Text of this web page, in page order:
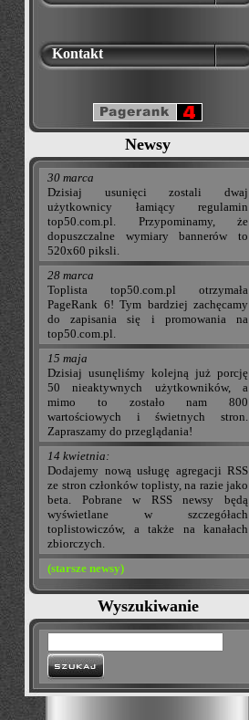
Kontakt
Newsy
30 marca
Dzisiaj usunięci zostali dwaj
użytkownicy łamiący regulamin
top50.com.pl. Przypominamy, że
dopuszczalne wymiary bannerów to
520x60 piksli.
28 marca
Toplista top50.com.pl otrzymała
PageRank 6! Tym bardziej zachęcamy
do zapisania się i promowania na
top50.com.pl.
15 maja
Dzisiaj usunęliśmy kolejną już porcję
50 nieaktywnych użytkowników, a
mimo to zostało nam 800
wartościowych i świetnych stron.
Zapraszamy do przeglądania!
14 kwietnia:
Dodajemy nową usługę agregacji RSS
ze stron członków toplisty, na razie jako
beta. Pobrane w RSS newsy będą
wyświetlane w szczegółach
toplistowiczów, a także na kanałach
zbiorczych.
(starsze newsy)
Wyszukiwanie